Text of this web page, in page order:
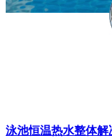
泳池恒温热水整体